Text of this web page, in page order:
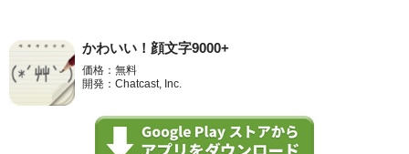
かわいい！顔文字9000+
価格：無料
開発：Chatcast, Inc.